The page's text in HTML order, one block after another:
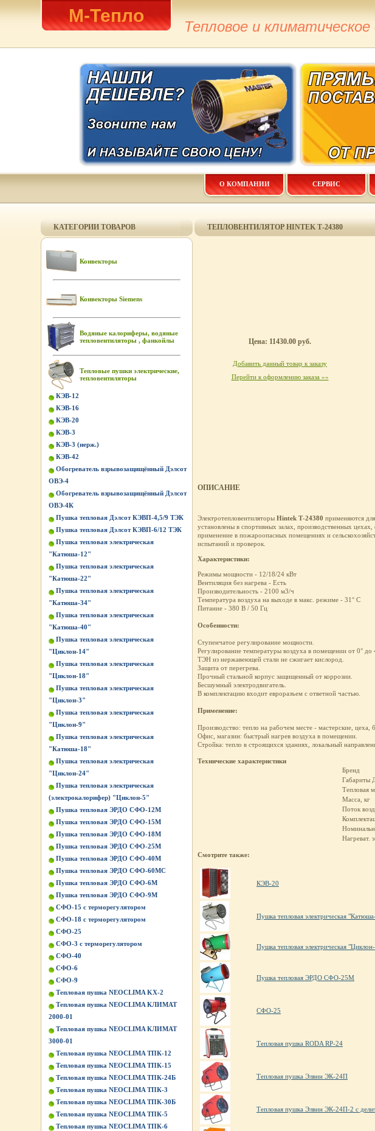
М-Тепло
Тепловое и климатическое
О КОМПАНИИ СЕРВИС
КАТЕГОРИИ ТОВАРОВ
Конвекторы
Конвекторы Siemens
Водяные калориферы, водяные
тепловентиляторы , фанкойлы
Тепловые пушки электрические,
тепловентиляторы
КЭВ-12
КЭВ-16
КЭВ-20
КЭВ-3
КЭВ-3 (нерж.)
КЭВ-42
Обогреватель взрывозащищённый Дэлсот
ОВЭ-4
Обогреватель взрывозащищённый Дэлсот
ОВЭ-4К
Пушка тепловая Дэлсот КЭВП-4,5/9 ТЭК
Пушка тепловая Дэлсот КЭВП-6/12 ТЭК
Пушка тепловая электрическая
"Катюша-12"
Пушка тепловая электрическая
"Катюша-22"
Пушка тепловая электрическая
"Катюша-34"
Пушка тепловая электрическая
"Катюша-40"
Пушка тепловая электрическая
"Циклон-14"
Пушка тепловая электрическая
"Циклон-18"
Пушка тепловая электрическая
"Циклон-3"
Пушка тепловая электрическая
"Циклон-9"
Пушка тепловая электрическая
"Катюша-18"
Пушка тепловая электрическая
"Циклон-24"
Пушка тепловая электрическая
(электрокалорифер) "Циклон-5"
Пушка тепловая ЭРДО СФО-12М
Пушка тепловая ЭРДО СФО-15М
Пушка тепловая ЭРДО СФО-18М
Пушка тепловая ЭРДО СФО-25М
Пушка тепловая ЭРДО СФО-40М
Пушка тепловая ЭРДО СФО-60МС
Пушка тепловая ЭРДО СФО-6М
Пушка тепловая ЭРДО СФО-9М
СФО-15 с терморегулятором
СФО-18 с терморегулятором
СФО-25
СФО-3 с терморегулятором
СФО-40
СФО-6
СФО-9
Тепловая пушка NEOCLIMA KХ-2
Тепловая пушка NEOCLIMA КЛИМАТ
2000-01
Тепловая пушка NEOCLIMA КЛИМАТ
3000-01
Тепловая пушка NEOCLIMA ТПК-12
Тепловая пушка NEOCLIMA ТПК-15
Тепловая пушка NEOCLIMA ТПК-24Б
Тепловая пушка NEOCLIMA ТПК-3
Тепловая пушка NEOCLIMA ТПК-30Б
Тепловая пушка NEOCLIMA ТПК-5
Тепловая пушка NEOCLIMA ТПК-6
ТЕПЛОВЕНТИЛЯТОР HINTEK Т-24380
Цена: 11430.00 руб.
Добавить данный товар к заказу
Перейти к оформлению заказа »»
ОПИСАНИЕ
Электротепловентиляторы Hintek Т-24380 применяются
установлены в спортивных залах, производственных
применение в пожароопасных помещениях и
испытаний и проверок.
Характеристики:
Режимы мощности - 12/18/24 кВт
Вентиляция без нагрева - Есть
Производительность - 2100 м3/ч
Температура воздуха на выходе в макс. режиме - 31° С
Питание - 380 В / 50 Гц
Особенности:
Ступенчатое регулирование мощности.
Регулирование температуры воздуха в помещении от 0° до
ТЭН из нержавеющей стали не сжигает кислород.
Защита от перегрева.
Прочный стальной корпус защищенный от коррозии.
Бесшумный электродвигатель.
В комплектацию входит евроразъем с ответной частью.
Применение:
Производство: тепло на рабочем месте - мастерские, цеха,
Офис, магазин: быстрый нагрев воздуха в помещении.
Стройка: тепло в строящихся зданиях, локальный
Технические характеристики
Бренд
Габариты
Тепловая
Масса, кг
Поток
Нагреват.
Смотрите также:
КЭВ-20
Пушка тепловая электрическая
Пушка тепловая электрическая
Пушка тепловая ЭРДО СФО-25М
СФО-25
Тепловая пушка RODA RP-24
Тепловая пушка Элвин ЭК-24П
Тепловая пушка Элвин ЭК-24П-2 с